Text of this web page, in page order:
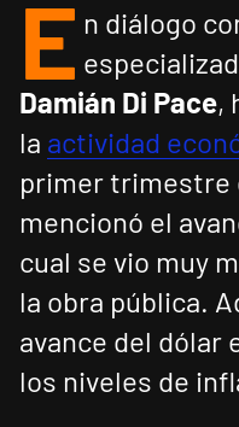
E n diálogo
Damián Di Pace,
la actividad
primer trimestre
mencionó el
cual se vio muy
la obra pública.
avance del dólar
los niveles de